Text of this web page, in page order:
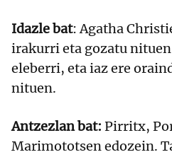
Idazle bat: Agatha
irakurri eta gozatu
eleberri, eta iaz ere
nituen.
Antzezlan bat: Pirritx,
Marimototsen edozein.